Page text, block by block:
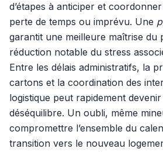
d’étapes à anticiper et
perte de temps ou imprévu. Une
garantit une meilleure maîtrise du
réduction notable du stress
Entre les délais administratifs, la
cartons et la coordination des
logistique peut rapidement
déséquilibre. Un oubli, même
compromettre l’ensemble du
transition vers le nouveau